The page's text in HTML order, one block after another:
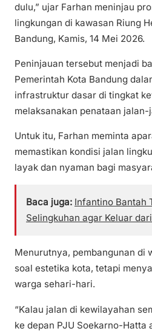
dulu,” ujar Farhan meninjau
lingkungan di kawasan Riung
Bandung, Kamis, 14 Mei 2026.
Peninjauan tersebut menjadi
Pemerintah Kota Bandung
infrastruktur dasar di tingkat
melaksanakan penataan jalan-
Untuk itu, Farhan meminta
memastikan kondisi jalan
layak dan nyaman bagi
Baca juga: Infantino Bantah
Selingkuhan agar Keluar dari
Menurutnya, pembangunan di
soal estetika kota, tetapi
warga sehari-hari.
“Kalau jalan di kewilayahan
ke depan PJU Soekarno-Hatta